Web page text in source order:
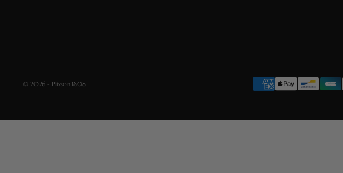
© 2026 - Plisson 1808